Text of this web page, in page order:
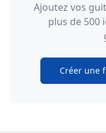
Ajoutez vos
plus de 500
Créer une